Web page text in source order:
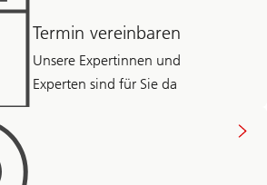
Termin vereinbaren
Unsere Expertinnen und
Experten sind für Sie da